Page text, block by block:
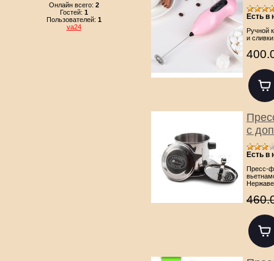
Онлайн всего: 2
Гостей: 1
Пользователей: 1
va24
Есть в
Ручной
и
с
Есть в
Пресс-